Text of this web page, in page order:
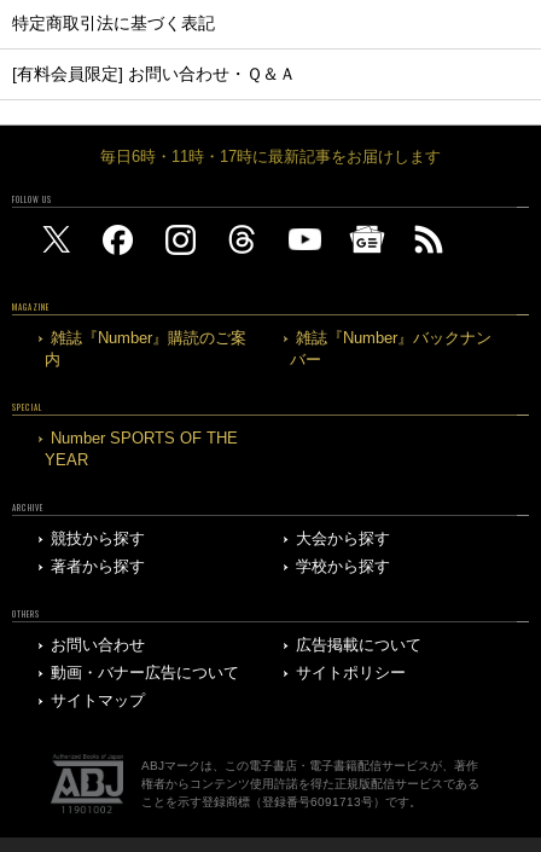
特定商取引法に基づく表記
[有料会員限定] お問い合わせ・Ｑ＆Ａ
毎日6時・11時・17時に最新記事をお届けします
FOLLOW US
MAGAZINE
雑誌『Number』購読のご案
内
雑誌『Number』バックナン
バー
SPECIAL
Number SPORTS OF THE
YEAR
ARCHIVE
競技から探す
大会から探す
著者から探す
学校から探す
OTHERS
お問い合わせ
広告掲載について
動画・バナー広告について
サイトポリシー
サイトマップ
ABJマークは、この電子書店・電子書籍配信サービスが、著作
権者からコンテンツ使用許諾を得た正規版配信サービスである
ことを示す登録商標（登録番号6091713号）です。